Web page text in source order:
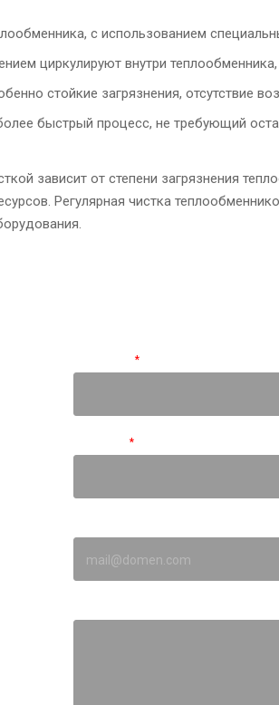
с использованием
циркулируют внутри
стойкие загрязнения, отсутствие
быстрый процесс, не требующий
зависит от степени загрязнения
Регулярная чистка
Ваше имя*
Телефон*